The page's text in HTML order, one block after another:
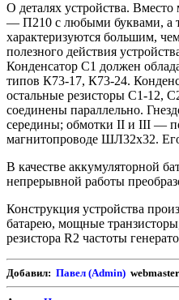
О деталях устройства.
— П210 с любыми буквами, а
характеризуются большим,
полезного действия
Конденсатор С1 должен
типов К73-17, К73-24.
остальные резисторы С1-12,
соединены параллельно.
середины; обмотки II и III —
магнитопроводе ШЛ32х32.
В качестве аккумуляторной
непрерывной работы
Конструкция устройства
батарею, мощные
резистора R2 частоты
Добавил: Павел (Admin)